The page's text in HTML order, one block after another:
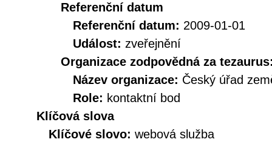
Referenční datum
Referenční datum: 2009-01-01
Událost: zveřejnění
Organizace zodpovědná za
Název organizace: Český úřad
Role: kontaktní bod
Klíčová slova
Klíčové slovo: webová služba